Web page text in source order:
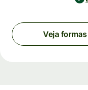
Veja